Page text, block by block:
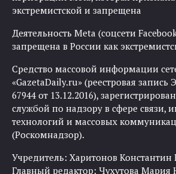
экстремистской и запрещена
Деятельность Meta (соцсети
запрещена в России как
Средство массовой информации
«GazetaDaily.ru» (реестровая
67944 от 13.12.2016),
службой по надзору в сфере
технологий и массовых
(Роскомнадзор).
Учредитель: Харитонов Константин
Главный редактор: Чухутова Мария